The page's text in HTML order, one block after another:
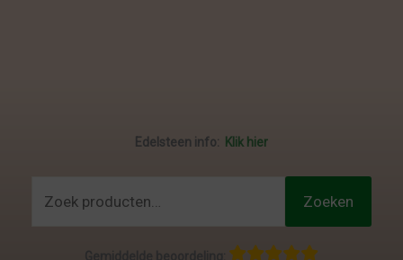
Edelsteen info: Klik hier
Zoeken